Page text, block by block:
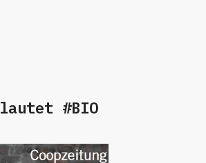
#BIO